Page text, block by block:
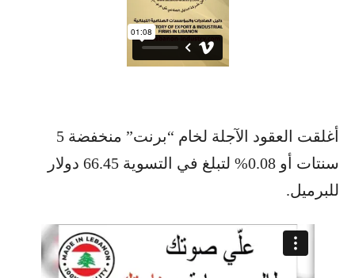
أغلقت العقود الآجلة لخام “برنت” منخفضة 5
سنتات أو 0.08% لتبلغ في التسوية 66.45 دولار
للبرميل.